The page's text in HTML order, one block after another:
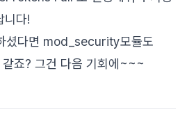
니다!
셨다면 mod_security모듈도
죠? 그건 다음 기회에~~~